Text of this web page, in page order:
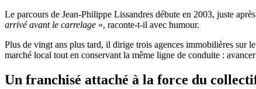
Le parcours de Jean-Philippe Lissandres débute en 2003, juste
arrivé avant le carrelage », raconte-t-il avec humour.
Plus de vingt ans plus tard, il dirige trois agences immobilières sur
marché local tout en conservant la même ligne de conduite :
Un franchisé attaché à la force du